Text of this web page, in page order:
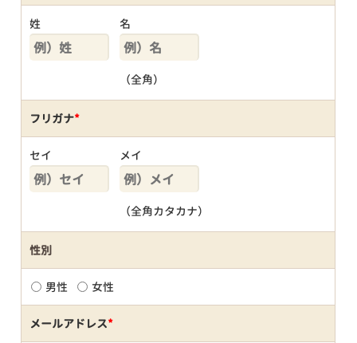
姓 名
（全角）
フリガナ*
セイ メイ
（全角カタカナ）
性別
男性 女性
メールアドレス*